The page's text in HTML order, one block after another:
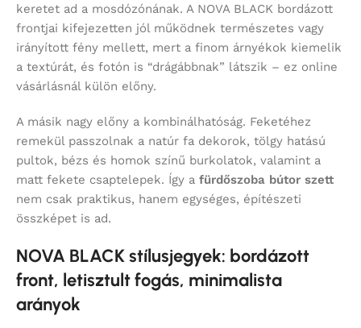
keretet ad a mosdózónának. A NOVA BLACK bordázott
frontjai kifejezetten jól működnek természetes vagy
irányított fény mellett, mert a finom árnyékok kiemelik
a textúrát, és fotón is “drágábbnak” látszik – ez online
vásárlásnál külön előny.
A másik nagy előny a kombinálhatóság. Feketéhez
remekül passzolnak a natúr fa dekorok, tölgy hatású
pultok, bézs és homok színű burkolatok, valamint a
matt fekete csaptelepek. Így a fürdőszoba bútor szett
nem csak praktikus, hanem egységes, építészeti
összképet is ad.
NOVA BLACK stílusjegyek: bordázott
front, letisztult fogás, minimalista
arányok